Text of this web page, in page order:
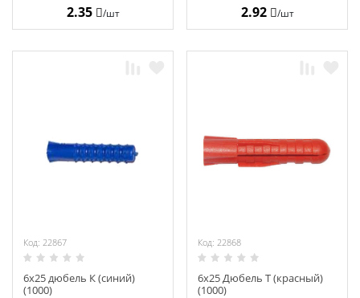
2.35 /шт 2.92 /шт
Код: 22867
6х25 дюбель К (синий)
(1000)
Код: 22868
6х25 Дюбель Т (красный)
(1000)